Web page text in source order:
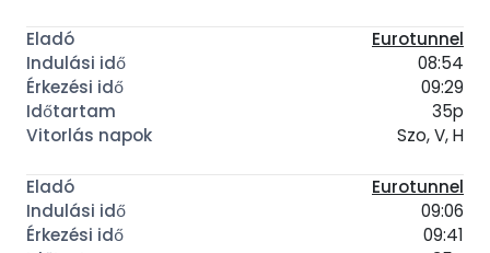
Eurotunnel
08:54
09:29
35p
Szo, V, H
Eurotunnel
09:06
09:41